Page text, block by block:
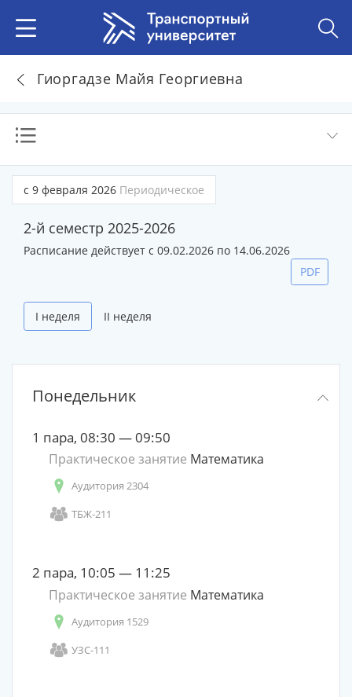
Гиоргадзе Майя Георгиевна
с 9 февраля 2026 Периодическое
2-й семестр 2025-2026
Расписание действует с 09.02.2026 по 14.06.2026
I неделя II неделя
PDF
Понедельник
1 пара, 08:30 — 09:50
Практическое занятие Математика
Аудитория 2304
ТБЖ-211
2 пара, 10:05 — 11:25
Практическое занятие Математика
Аудитория 1529
УЗС-111